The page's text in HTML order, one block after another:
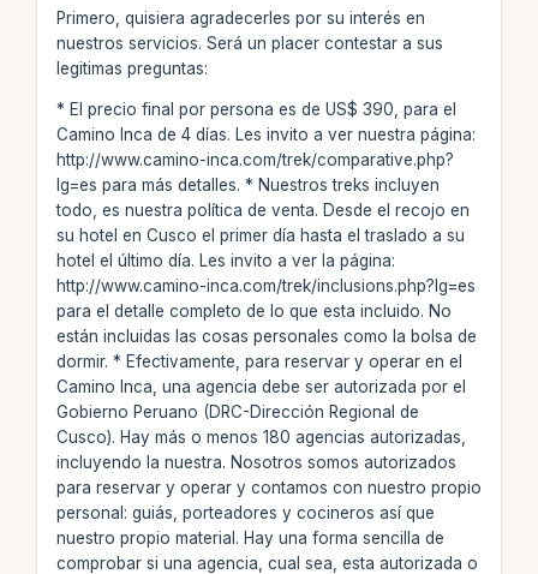
Primero, quisiera agradecerles por su interés en
nuestros servicios. Será un placer contestar a sus
legitimas preguntas:
* El precio final por persona es de US$ 390, para el
Camino Inca de 4 días. Les invito a ver nuestra página:
http://www.camino-inca.com/trek/comparative.php?
lg=es para más detalles. * Nuestros treks incluyen
todo, es nuestra política de venta. Desde el recojo en
su hotel en Cusco el primer día hasta el traslado a su
hotel el último día. Les invito a ver la página:
http://www.camino-inca.com/trek/inclusions.php?lg=es
para el detalle completo de lo que esta incluido. No
están incluidas las cosas personales como la bolsa de
dormir. * Efectivamente, para reservar y operar en el
Camino Inca, una agencia debe ser autorizada por el
Gobierno Peruano (DRC-Dirección Regional de
Cusco). Hay más o menos 180 agencias autorizadas,
incluyendo la nuestra. Nosotros somos autorizados
para reservar y operar y contamos con nuestro propio
personal: guiás, porteadores y cocineros así que
nuestro propio material. Hay una forma sencilla de
comprobar si una agencia, cual sea, esta autorizada o